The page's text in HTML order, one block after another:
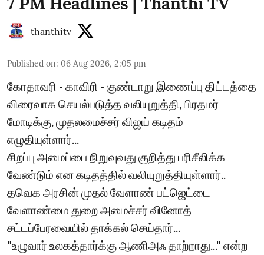
thanthitv
Published on: 06 Aug 2026, 2:05 pm
கோதாவரி - காவிரி - குண்டாறு இணைப்பு திட்டத்தை
விரைவாக செயல்படுத்த வலியுறுத்தி, பிரதமர்
மோடிக்கு, முதலமைச்சர் விஜய் கடிதம்
எழுதியுள்ளார்...
சிறப்பு அமைப்பை நிறுவுவது குறித்து பரிசீலிக்க
வேண்டும் என கடிதத்தில் வலியுறுத்தியுள்ளார்..
தவெக அரசின் முதல் வேளாண் பட்ஜெட்டை
வேளாண்மை துறை அமைச்சர் வினோத்
சட்டப்பேரவையில் தாக்கல் செய்தார்...
"உழுவார் உலகத்தார்க்கு ஆணிஅஃ தாற்றாது..." என்ற